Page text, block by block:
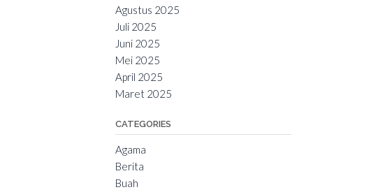
Agustus 2025
Juli 2025
Juni 2025
Mei 2025
April 2025
Maret 2025
CATEGORIES
Agama
Berita
Buah